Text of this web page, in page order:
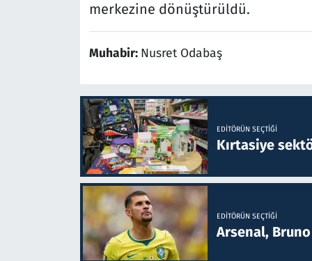
merkezine dönüştürüldü.
Muhabir: Nusret Odabaş
EDITÖRÜN SEÇTIĞI
Kırtasiye
EDITÖRÜN SEÇTIĞI
Arsenal,